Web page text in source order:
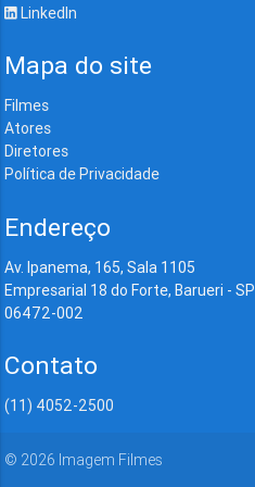
LinkedIn
Mapa do site
Filmes
Atores
Diretores
Política de Privacidade
Endereço
Av. Ipanema, 165, Sala 1105
Empresarial 18 do Forte, Barueri - SP
06472-002
Contato
(11) 4052-2500
© 2026 Imagem Filmes